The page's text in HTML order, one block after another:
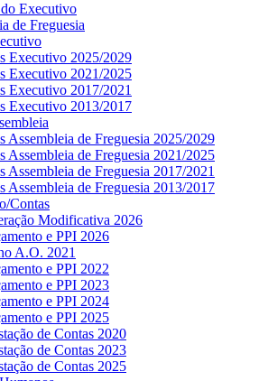
Executivo
de Freguesia
Executivo 2025/2029
Executivo 2021/2025
Executivo 2017/2021
Executivo 2013/2017
Assembleia de Freguesia 2025/2029
Assembleia de Freguesia 2021/2025
Assembleia de Freguesia 2017/2021
Assembleia de Freguesia 2013/2017
Contas
Modificativa 2026
e PPI 2026
A.O. 2021
e PPI 2022
e PPI 2023
e PPI 2024
e PPI 2025
de Contas 2020
de Contas 2023
de Contas 2025